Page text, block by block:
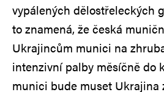
vypálených dělostřeleckých
to znamená, že česká
Ukrajincům munici na
intenzivní palby měsíčně do
munici bude muset Ukrajina